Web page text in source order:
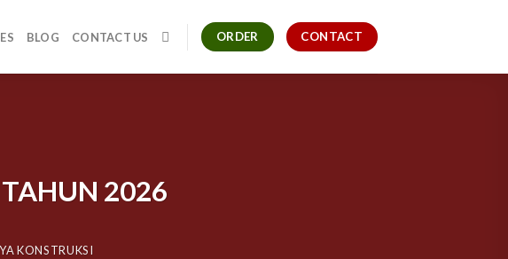
BLOG CONTACT US ORDER CONTACT
TAHUN 2026
KONSTRUKSI